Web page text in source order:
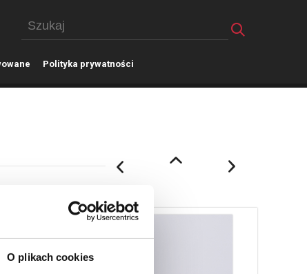
O plikach cookies
Polityka prywatności